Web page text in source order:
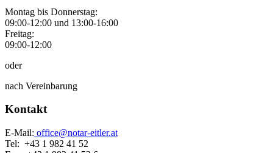
Montag bis Donnerstag:
09:00-12:00 und 13:00-16:00
Freitag:
09:00-12:00
oder
nach Vereinbarung
Kontakt
E-Mail: office@notar-eitler.at
Tel: +43 1 982 41 52